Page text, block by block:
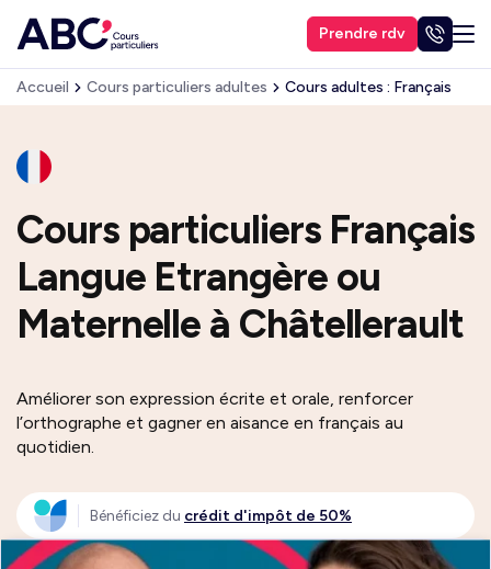
Prendre rdv
Accueil Cours particuliers adultes Cours adultes : Français
Cours particuliers Français
Langue Etrangère ou
Maternelle à Châtellerault
Améliorer son expression écrite et orale, renforcer
l’orthographe et gagner en aisance en français au
quotidien.
Bénéficiez du crédit d'impôt de 50%